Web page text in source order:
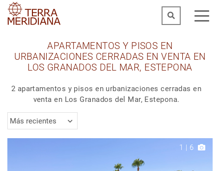
APARTAMENTOS Y PISOS EN
URBANIZACIONES CERRADAS EN VENTA EN
LOS GRANADOS DEL MAR, ESTEPONA
2 apartamentos y pisos en urbanizaciones cerradas en
venta en Los Granados del Mar, Estepona.
Más recientes
1 | 6